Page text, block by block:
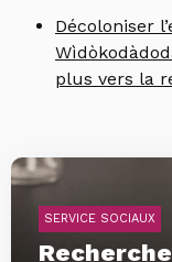
Décoloniser
plus vers la
SERVICE SOCIAUX